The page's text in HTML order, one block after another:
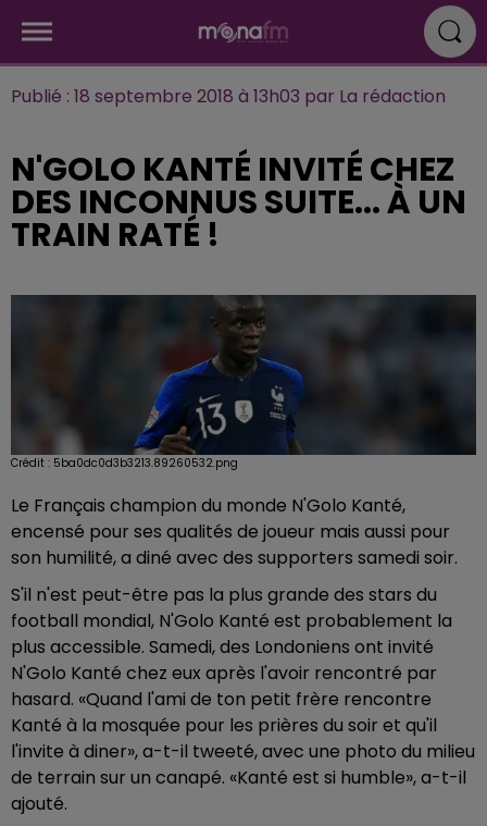
Publié : 18 septembre 2018 à 13h03 par La rédaction
N'GOLO KANTÉ INVITÉ CHEZ
DES INCONNUS SUITE... À UN
TRAIN RATÉ !
Crédit : 5ba0dc0d3b3213.89260532.png
Le Français champion du monde N'Golo Kanté,
encensé pour ses qualités de joueur mais aussi pour
son humilité, a diné avec des supporters samedi soir.
S'il n'est peut-être pas la plus grande des stars du
football mondial, N'Golo Kanté est probablement la
plus accessible. Samedi, des Londoniens ont invité
N'Golo Kanté chez eux après l'avoir rencontré par
hasard. «Quand l'ami de ton petit frère rencontre
Kanté à la mosquée pour les prières du soir et qu'il
l'invite à diner», a-t-il tweeté, avec une photo du milieu
de terrain sur un canapé. «Kanté est si humble», a-t-il
ajouté.